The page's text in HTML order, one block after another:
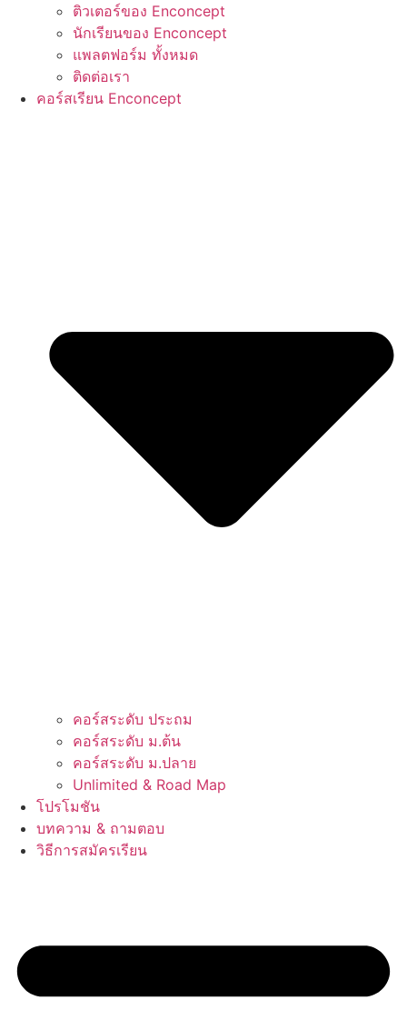
ติวเตอร์ของ Enconcept
นักเรียนของ Enconcept
แพลตฟอร์ม ทั้งหมด
ติดต่อเรา
คอร์สเรียน Enconcept
คอร์สระดับ ประถม
คอร์สระดับ ม.ต้น
คอร์สระดับ ม.ปลาย
Unlimited & Road Map
โปรโมชัน
บทความ & ถามตอบ
วิธีการสมัครเรียน